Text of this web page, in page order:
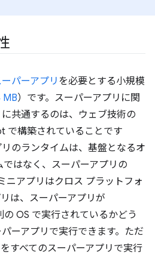
パーアプリを必要とする小規模
MB）です。スーパーアプリに関
共通するのは、ウェブ技術の
で構築されていることです
リのランタイムは、基盤となるオ
はなく、スーパーアプリの
ニアプリはクロス プラットフォ
は、スーパーアプリが
OS で実行されているかどう
ーアプリで実行できます。ただ
すべてのスーパーアプリで実行